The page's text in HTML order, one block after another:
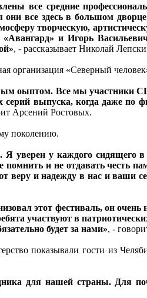
все средние
они все здесь в большом
творческую,
и Игорь
, - рассказывает Николай
организация «Северный
оыптом. Все мы участники
серий выпуска, когда даже
Арсений Ростовых.
поколению.
уверен у каждого сидящего
и не отдавать честь
и надежду в нас и ваши
этот фестиваль, он
участвуют в
будет за нами», -
показывали гости из
для нашей страны. Для